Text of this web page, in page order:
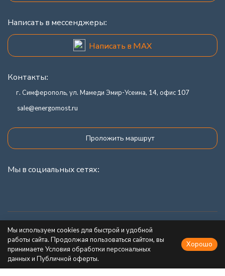
Написать в мессенджеры:
Написать в MAX
Контакты:
г. Симферополь, ул. Мамеди Эмир-Усеина, 14, офис 107
sale@energomost.ru
Проложить маршрут
Мы в социальных сетях:
Каталог товаров
Информация
Мы используем cookies для быстрой и удобной
работы сайта. Продолжая пользоваться сайтом, вы
принимаете Условия обработки персональных
данных и Публичной оферты.
Хорошо